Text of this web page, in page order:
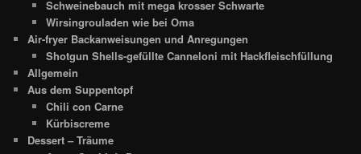
Schweinebauch mit mega krosser Schwarte
Wirsingrouladen wie bei Oma
Air-fryer Backanweisungen und Anregungen
Shotgun Shells-gefüllte Canneloni mit Hackfleischfüllung
Allgemein
Aus dem Suppentopf
Chili con Carne
Kürbiscreme
Dessert – Träume